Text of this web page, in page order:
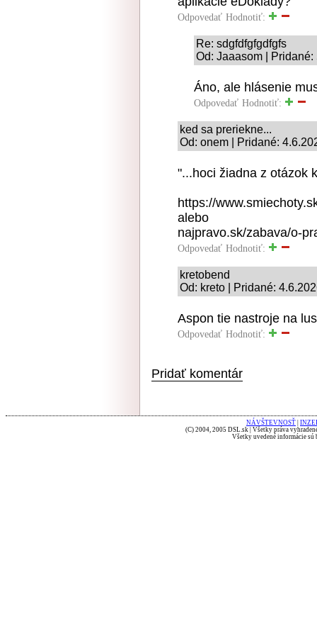
Odpovedať Hodnotiť:
Re: sdgfdfgfgdfgfs
Od: Jaaasom | Pridané:
Áno, ale hlásenie
Odpovedať Hodnotiť:
ked sa preriekne...
Od: onem | Pridané:
"...hoci žiadna z otázok
https://
alebo
najpravo.sk/zabava/o-
Odpovedať Hodnotiť:
kretobend
Od: kreto | Pridané:
Aspon tie nastroje na
Odpovedať Hodnotiť:
Pridať komentár
NÁVŠTEVNOSŤ
(C) 2004, 2005 DSL.sk | Všetky práva
Všetky uvedené informácie sú